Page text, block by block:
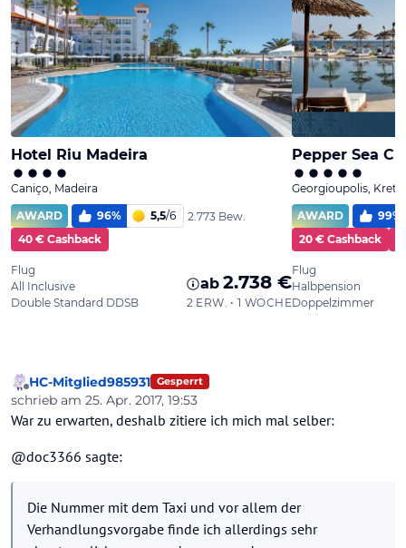
Offline
HC-Mitglied985931 Gesperrt
schrieb am 25. Apr. 2017, 19:53
zuletzt editiert von
War zu erwarten, deshalb zitiere ich mich mal selber:
@doc3366 sagte:
Die Nummer mit dem Taxi und vor allem der
Verhandlungsvorgabe finde ich allerdings sehr